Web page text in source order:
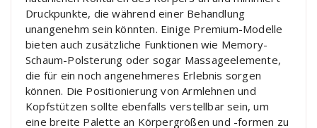
Druckpunkte, die während einer Behandlung
unangenehm sein könnten. Einige Premium-Modelle
bieten auch zusätzliche Funktionen wie Memory-
Schaum-Polsterung oder sogar Massageelemente,
die für ein noch angenehmeres Erlebnis sorgen
können. Die Positionierung von Armlehnen und
Kopfstützen sollte ebenfalls verstellbar sein, um
eine breite Palette an Körpergrößen und -formen zu